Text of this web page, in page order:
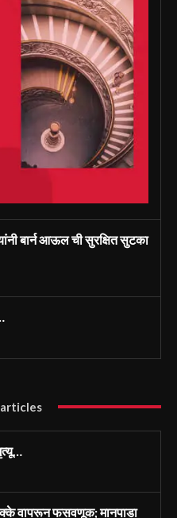
बार्न आऊल ची सुरक्षित सुटका
वापरून फसवणूक; मानपाडा